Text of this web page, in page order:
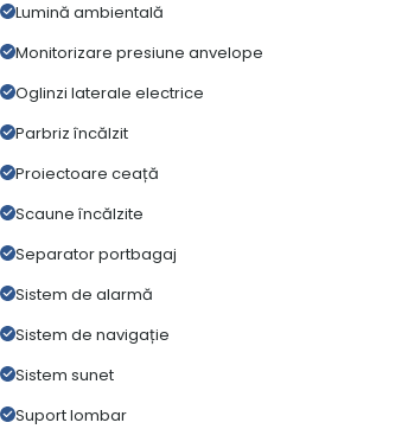
Lumină ambientală
Monitorizare presiune anvelope
Oglinzi laterale electrice
Parbriz încălzit
Proiectoare ceață
Scaune încălzite
Separator portbagaj
Sistem de alarmă
Sistem de navigație
Sistem sunet
Suport lombar